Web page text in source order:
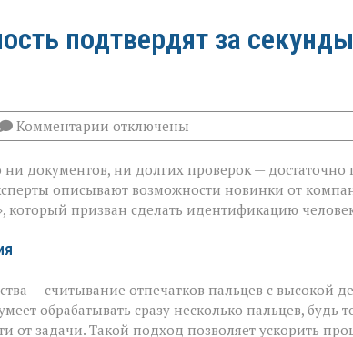
подтвердят за
Комментарии к
записи
личность
подтвердят
секунды»:
отключены
ни документов, ни долгих проверок —
описывают возможности новинки от
который призван сделать идентификацию
— считывание отпечатков пальцев с высокой
обрабатывать сразу несколько пальцев,
от задачи. Такой подход позволяет ускорить